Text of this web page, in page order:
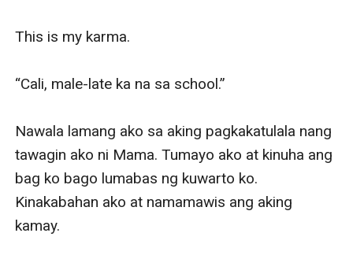
ng lalaki kay Calista.
makikilala niya ang anak na lalaki ng pakakasalan ng
kapag nagkataon.
Rage Niccolò De Laurentis, is a successful young
businessman who will take over their empire once his
father decides to retire, and Cali isn’t really fond of
him. He’s everything she hates: womanizer, arrogant,
This is my karma.
“Cali, male-late ka na sa school.”
Nawala lamang ako sa aking pagkakatulala nang
tawagin ako ni Mama. Tumayo ako at kinuha ang
bag ko bago lumabas ng kuwarto ko.
Kinakabahan ako at namamawis ang aking
kamay.